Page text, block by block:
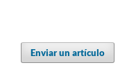
Enviar un artículo